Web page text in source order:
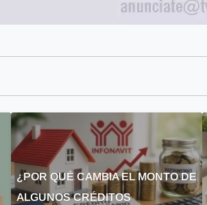
¿POR QUÉ CAMBIA EL MONTO DE
ALGUNOS CRÉDITOS